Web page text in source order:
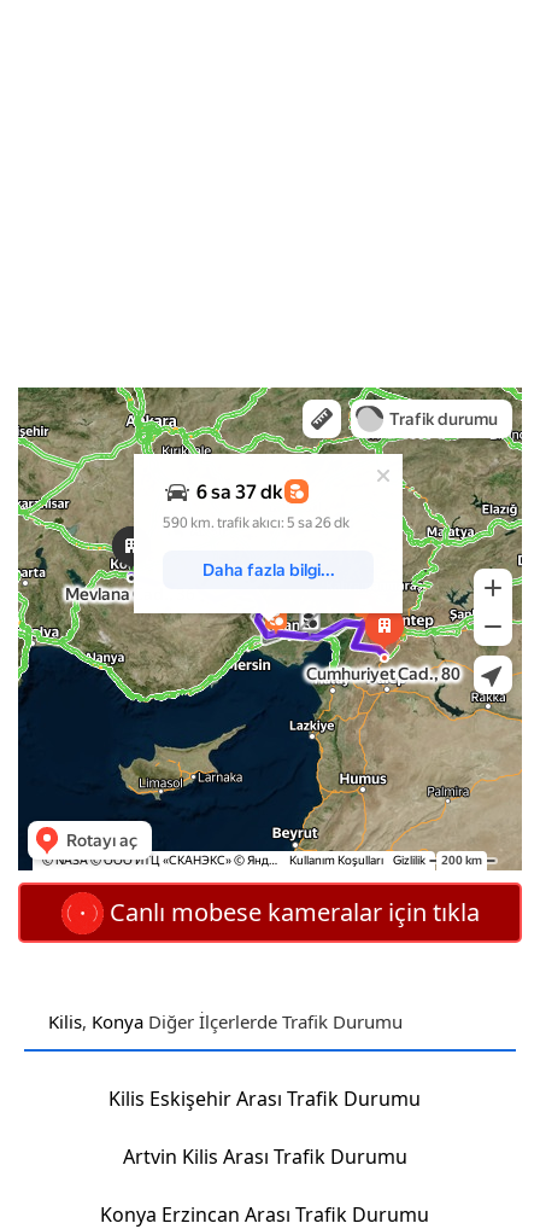
Canlı mobese kameralar için tıkla
Kilis, Konya Diğer İlçerlerde Trafik Durumu
Kilis Eskişehir Arası Trafik Durumu
Artvin Kilis Arası Trafik Durumu
Konya Erzincan Arası Trafik Durumu